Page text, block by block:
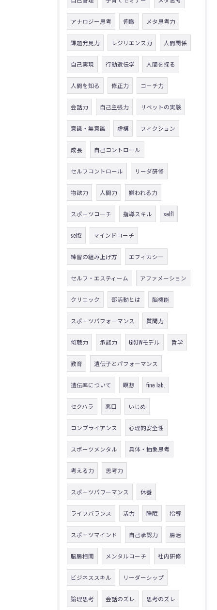
アナロジー思考 俯瞰 メタ思考力
課題発見力 レジリエンス力 人間関係
自己実現 行動遺伝学 人間を探る
人間を知る 修正力 コーチ力
会話力 自己主張力 リベットの実験
意識・無意識 虚構 フィクション
成長 自己コントロール
セルフコントロール リーダ研修
物欲力 人間力 嫌われる力
スポーツコーチ 指導スキル self1
self2 マインドコーチ
練習の組み上げ方 エフィカシー
セルフ・エスティーム アファメーション
クリニック 部活動とは 脳機能
スポーツパフォーマンス 質問力
傾聴力 承認力 GROWモデル 哲学
教育 遺伝子とパフォーマンス
遺伝率について 瞑想 fine lab.
セクハラ 悪口 いじめ
コンプライアンス 心理的安全性
スポーツメンタル 具体・抽象思考
考える力 思考力
スポーツパワーマンス 休養
ライフバランス 活力 睡眠 指導
スポーツマインド 自己承認力 腸活
脳腸相関 メンタルコーチ 社内研修
ビジネススキル リーダーシップ
論理思考 会話のズレ 思考のズレ